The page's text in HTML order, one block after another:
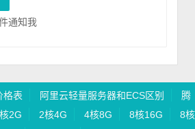
通知我
格表 阿里云轻量服务器和ECS区别
腾
2G 2核4G 4核8G 8核16G
8核